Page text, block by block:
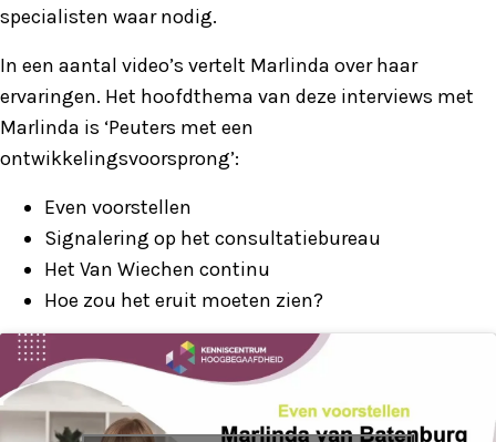
specialisten waar nodig.
In een aantal video’s vertelt Marlinda over haar
ervaringen. Het hoofdthema van deze interviews met
Marlinda is ‘Peuters met een
ontwikkelingsvoorsprong’:
Even voorstellen
Signalering op het consultatiebureau
Het Van Wiechen continu
Hoe zou het eruit moeten zien?